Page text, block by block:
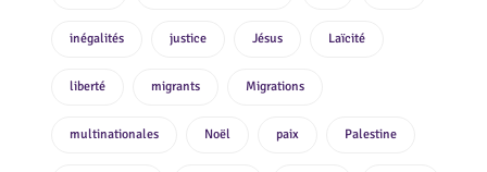
inégalités justice Jésus Laïcité
liberté migrants Migrations
multinationales Noël paix Palestine